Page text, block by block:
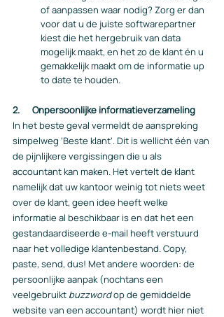
of aanpassen waar nodig? Zorg er dan
voor dat u de juiste softwarepartner
kiest die het hergebruik van data
mogelijk maakt, en het zo de klant én u
gemakkelijk maakt om de informatie up
to date te houden.
2.      Onpersoonlijke informatieverzameling
In het beste geval vermeldt de aanspreking
simpelweg ‘Beste klant’. Dit is wellicht één van
de pijnlijkere vergissingen die u als
accountant kan maken. Het vertelt de klant
namelijk dat uw kantoor weinig tot niets weet
over de klant, geen idee heeft welke
informatie al beschikbaar is en dat het een
gestandaardiseerde e-mail heeft verstuurd
naar het volledige klantenbestand. Copy,
paste, send, dus! Met andere woorden: de
persoonlijke aanpak (nochtans een
veelgebruikt buzzword op de gemiddelde
website van een accountant) wordt hier niet